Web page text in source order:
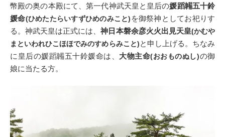
幣殿の奥の本殿にて、第一代神武天皇と皇后の媛蹈韛五十鈴
媛命(ひめたたらいすずひめのみこと) を御祭神としてお祀りす
る。神武天皇は正式には、神日本磐余彦火火出見天皇(かむや
まといわれひこほほでみのすめらみこと)と申し上げる。ちなみ
に皇后の媛蹈韛五十鈴媛命は、 大物主命(おおものぬし)の御
娘に当たる方。